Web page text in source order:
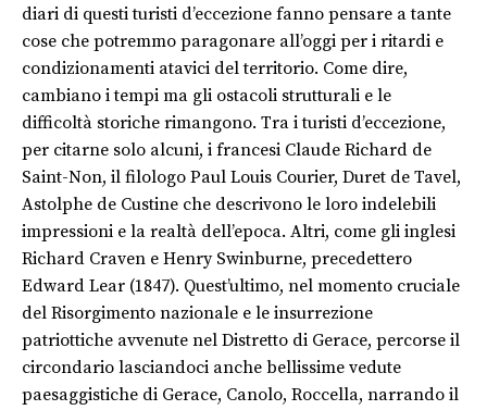
diari di questi turisti d’eccezione fanno pensare a tante
cose che potremmo paragonare all’oggi per i ritardi e
condizionamenti atavici del territorio. Come dire,
cambiano i tempi ma gli ostacoli strutturali e le
difficoltà storiche rimangono. Tra i turisti d’eccezione,
per citarne solo alcuni, i francesi Claude Richard de
Saint-Non, il filologo Paul Louis Courier, Duret de Tavel,
Astolphe de Custine che descrivono le loro indelebili
impressioni e la realtà dell’epoca. Altri, come gli inglesi
Richard Craven e Henry Swinburne, precedettero
Edward Lear (1847). Quest’ultimo, nel momento cruciale
del Risorgimento nazionale e le insurrezione
patriottiche avvenute nel Distretto di Gerace, percorse il
circondario lasciandoci anche bellissime vedute
paesaggistiche di Gerace, Canolo, Roccella, narrando il